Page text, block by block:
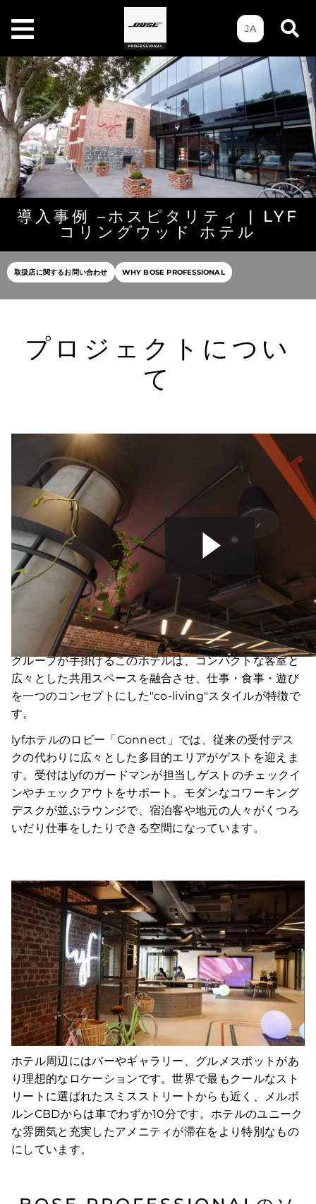
JA
導入事例 –ホスピタリティ | LYF
コリングウッド ホテル
取扱店に関するお問い合わせ WHY BOSE PROFESSIONAL
プロジェクトについ
て
lyf Collingwoodは、メルボルンの歴史的地区にある128
室のホテルで、2022年5月にオーストラリア初のlyfホテ
ルとしてオープンしました。シンガポールのアスコット
グループが手掛けるこのホテルは、コンパクトな客室と
広々とした共用スペースを融合させ、仕事・食事・遊び
を一つのコンセプトにした"co-living"スタイルが特徴で
す。
lyfホテルのロビー「Connect」では、従来の受付デス
クの代わりに広々とした多目的エリアがゲストを迎えま
す。受付はlyfのガードマンが担当しゲストのチェックイ
ンやチェックアウトをサポート。モダンなコワーキング
デスクが並ぶラウンジで、宿泊客や地元の人々がくつろ
いだり仕事をしたりできる空間になっています。
ホテル周辺にはバーやギャラリー、グルメスポットがあ
り理想的なロケーションです。世界で最もクールなスト
リートに選ばれたスミスストリートからも近く、メルボ
ルンCBDからは車でわずか10分です。ホテルのユニーク
な雰囲気と充実したアメニティが滞在をより特別なもの
にしています。